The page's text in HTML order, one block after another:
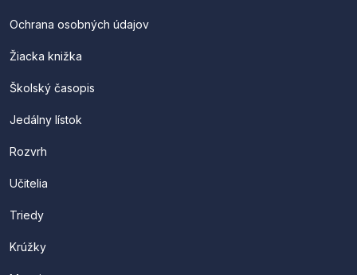
Ochrana osobných údajov
Žiacka knižka
Školský časopis
Jedálny lístok
Rozvrh
Učitelia
Triedy
Krúžky